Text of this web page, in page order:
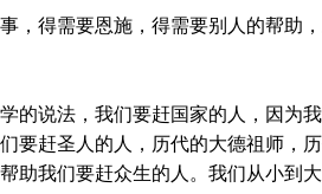
得需要恩施，得需要别人的帮助
说法，我们要赶国家的人，因为
要赶圣人的人，历代的大德祖师，
助我们要赶众生的人。我们从小到